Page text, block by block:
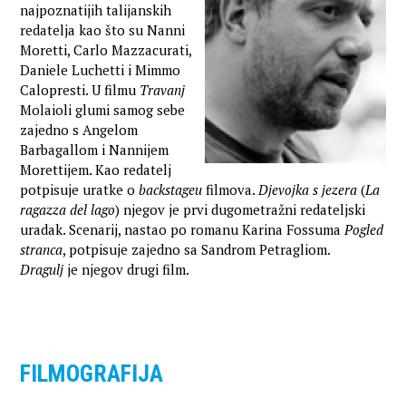
najpoznatijih talijanskih
redatelja kao što su Nanni
Moretti, Carlo Mazzacurati,
Daniele Luchetti i Mimmo
Calopresti. U filmu Travanj
Molaioli glumi samog sebe
zajedno s Angelom
Barbagallom i Nannijem
Morettijem. Kao redatelj
potpisuje uratke obackstageu filmova.Djevojka s jezera (La
ragazza del lago) njegov je prvi dugometražni redateljski
uradak. Scenarij, nastao po romanu Karina FossumaPogled
stranca, potpisuje zajedno sa Sandrom Petragliom.
Dragulj je njegov drugi film.
FILMOGRAFIJA